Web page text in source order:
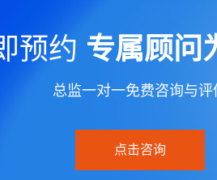
预约 专属顾问
总监一对一免费咨询与评
点击咨询